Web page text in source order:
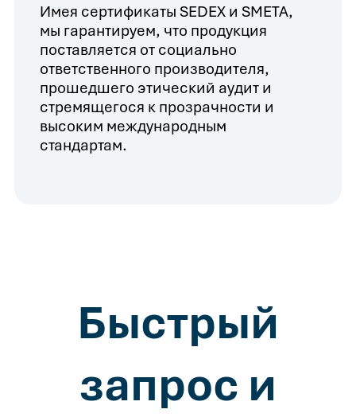
Имея сертификаты SEDEX и SMETA,
мы гарантируем, что продукция
поставляется от социально
ответственного производителя,
прошедшего этический аудит и
стремящегося к прозрачности и
высоким международным
стандартам.
Быстрый
запрос и